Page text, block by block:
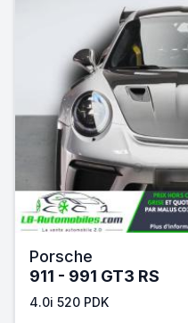
Porsche
911 - 991 GT3 RS
4.0i 520 PDK